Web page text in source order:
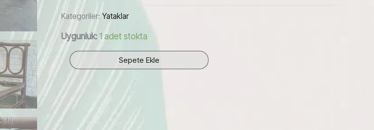
Kategoriler:Yataklar
Uygunluk: 1 adet stokta
1960'lar
İtalyan
Midcentury
Bambu
Karyola
Sepete Ekle